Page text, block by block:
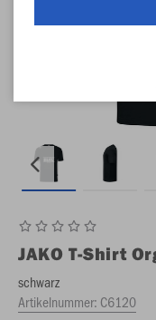
JAKO T-Shirt
schwarz
Artikelnummer: C6120